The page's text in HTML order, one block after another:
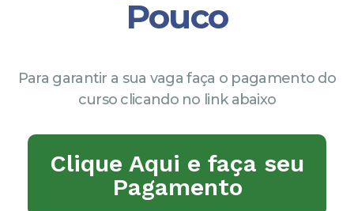
Pouco
Para garantir a sua vaga faça o pagamento do
curso clicando no link abaixo
Clique Aqui e faça seu
Pagamento